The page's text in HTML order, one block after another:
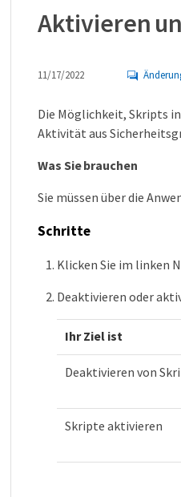
Aktivieren
11/17/2022
Die Möglichkeit, Skripts
Aktivität aus
Was Sie brauchen
Sie müssen über die
Schritte
Klicken Sie im linken
Deaktivieren oder
Ihr Ziel ist
Deaktivieren von
Skripte aktivieren